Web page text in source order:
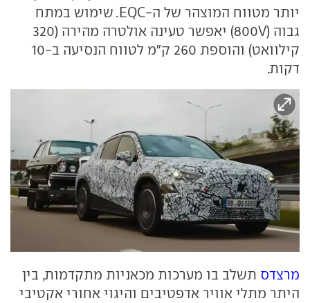
יותר מטווח המוצהר של ה-EQC. שימוש במתח
גבוה (800V) יאפשר טעינה אולטרה מהירה (320
קילוואט) והוספת 260 ק"מ לטווח הנסיעה ב-10
דקות.
מרצדס תשלב בו מערכות מכאניות מתקדמות, בין
היתר מתלי אוויר אדפטיבים והיגוי אחורי אקטיבי